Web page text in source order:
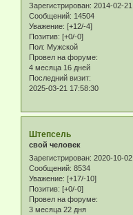
Зарегистрирован: 2014-02-21
Сообщений: 14504
Уважение: [+12/-4]
Позитив: [+0/-0]
Пол: Мужской
Провел на форуме:
4 месяца 16 дней
Последний визит:
2025-03-21 17:58:30
Штепсель
свой человек
Зарегистрирован: 2020-10-02
Сообщений: 8534
Уважение: [+17/-10]
Позитив: [+0/-0]
Провел на форуме:
3 месяца 22 дня